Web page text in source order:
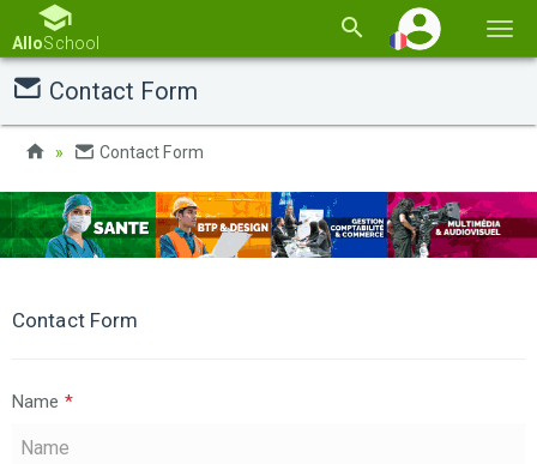
la
AlloSchool
Contact Form
Contact Form
Contact Form
Name *